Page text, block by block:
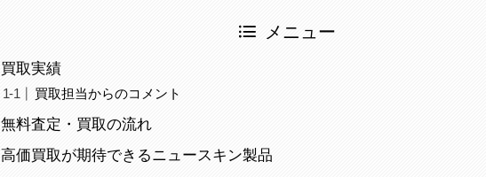
メニュー
買取実績
買取担当からのコメント
無料査定・買取の流れ
高価買取が期待できるニュースキン製品